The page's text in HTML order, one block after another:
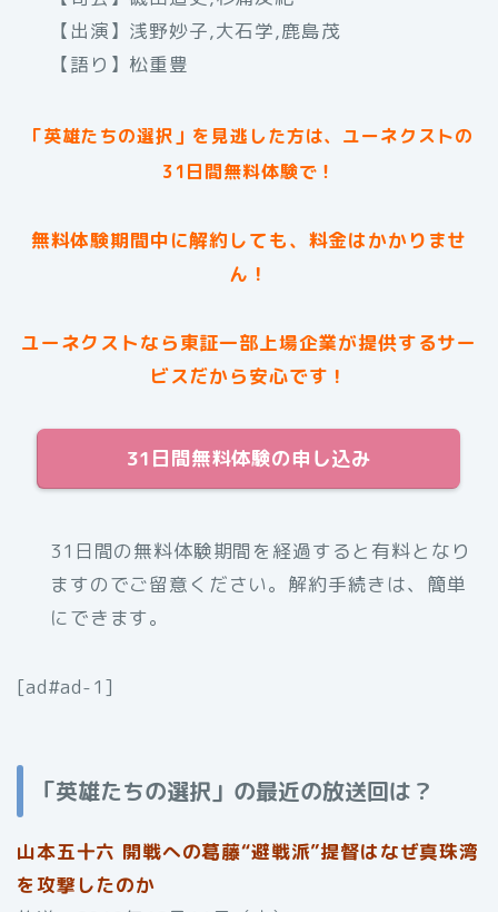
【出演】浅野妙子,大石学,鹿島茂
【語り】松重豊
「英雄たちの選択」を見逃した方は、ユーネクストの
31日間無料体験で！
無料体験期間中に解約しても、料金はかかりませ
ん！
ユーネクストなら東証一部上場企業が提供するサー
ビスだから安心です！
31日間無料体験の申し込み
31日間の無料体験期間を経過すると有料となり
ますのでご留意ください。解約手続きは、簡単
にできます。
[ad#ad-1]
「英雄たちの選択」の最近の放送回は？
山本五十六 開戦への葛藤“避戦派”提督はなぜ真珠湾
を攻撃したのか